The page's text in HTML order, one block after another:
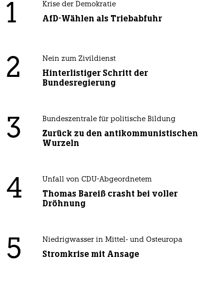
1 Krise der Demokratie
AfD-Wählen als Triebabfuhr
2 Nein zum Zivildienst
Hinterlistiger Schritt der
Bundesregierung
3 Bundeszentrale für politische Bildung
Zurück zu den antikommunistischen
Wurzeln
4 Unfall von CDU-Abgeordnetem
Thomas Bareiß crasht bei voller
Dröhnung
5 Niedrigwasser in Mittel- und Osteuropa
Stromkrise mit Ansage